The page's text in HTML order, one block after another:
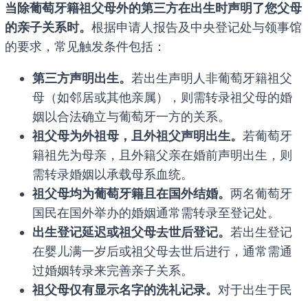
当除葡萄牙籍祖父母外的第三方在出生时声明了您父母
的亲子关系时。 根据申请人报告及中央登记处与领事馆
的要求，常见触发条件包括：
第三方声明出生。 若出生声明人非葡萄牙籍祖父
母（如邻居或其他亲属），则需转录祖父母的婚
姻以合法确立与葡萄牙一方的关系。
祖父母为外祖母，且外祖父声明出生。 若葡萄牙
籍祖先为母亲，且外籍父亲在婚前声明出生，则
需转录婚姻以承载母系血统。
祖父母均为葡萄牙籍且在国外结婚。 两名葡萄牙
国民在国外举办的婚姻通常需转录至登记处。
出生登记延迟或祖父母去世后登记。 若出生登记
在婴儿满一岁后或祖父母去世后进行，通常需通
过婚姻转录来完善亲子关系。
祖父母仅有显示名字的洗礼记录。 对于出生于民